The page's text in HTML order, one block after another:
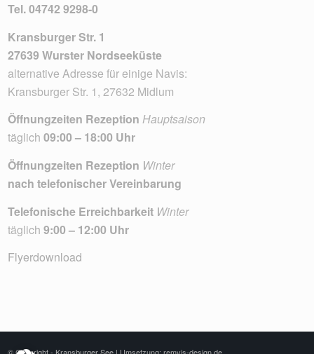
Tel.04742 9298-0
Kransburger Str. 1
27639 Wurster Nordseeküste
alternative Adresse für einige Navis:
Kransburger Str. 1, 27632 Midlum
Öffnungzeiten RezeptionHauptsaison
täglich 09:00 – 18:00 Uhr
Öffnungzeiten Rezeption Winter
nach telefonischer Vereinbarung
Telefonische Erreichbarkeit Winter
täglich 9:00 – 12:00 Uhr
Flyerdownload